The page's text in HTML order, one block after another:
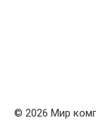
© 2026 Мир